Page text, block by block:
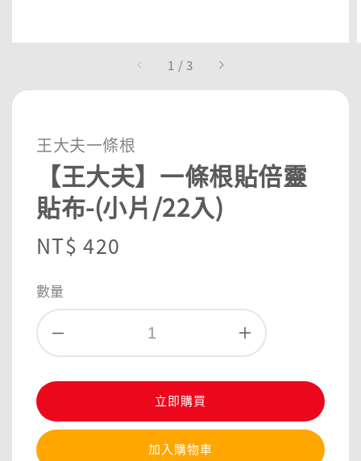
1 /3
王大夫一條根
【王大夫】一條根貼倍靈
貼布-(小片/22入)
Regular
NT$ 420
數量
立即購買
加入購物車